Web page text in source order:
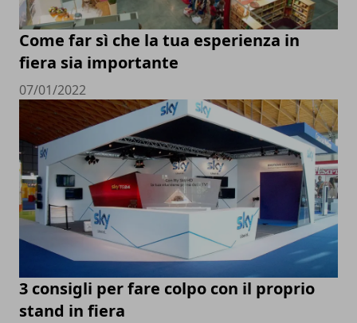
Come far sì che la tua esperienza in
fiera sia importante
07/01/2022
3 consigli per fare colpo con il proprio
stand in fiera